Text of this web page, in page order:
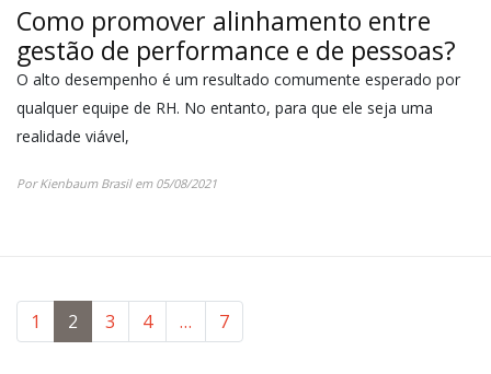
Como promover alinhamento entre
gestão de performance e de pessoas?
O alto desempenho é um resultado comumente esperado por
qualquer equipe de RH. No entanto, para que ele seja uma
realidade viável,
Por Kienbaum Brasil em 05/08/2021
1 2 3 4 … 7